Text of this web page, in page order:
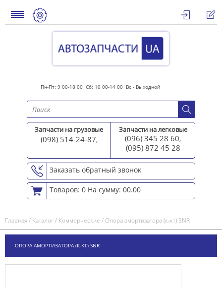
Пн-Пт: 9 00-18 00 Сб: 10 00-14 00 Вс - Выходной
Запчасти на грузовые
(098) 514-24-87,
Запчасти на легковые
(096) 345 28 60,
(095) 872 45 28
Заказать обратный звонок
Товаров: 0 На сумму: 00.00
Главная/ Каталог/ Коммерческие /Опора амортизатора (к-кт) SNR
ОПОРА АМОРТИЗАТОРА (К-КТ) SNR